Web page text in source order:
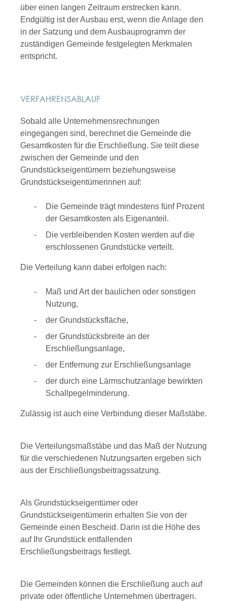
über einen langen Zeitraum erstrecken kann.
Endgültig ist der Ausbau erst, wenn die Anlage den
in der Satzung und dem Ausbauprogramm der
zuständigen Gemeinde festgelegten Merkmalen
entspricht.
VERFAHRENSABLAUF
Sobald alle Unternehmensrechnungen
eingegangen sind, berechnet die Gemeinde die
Gesamtkosten für die Erschließung. Sie teilt diese
zwischen der Gemeinde und den
Grundstückseigentümern beziehungsweise
Grundstückseigentümerinnen auf:
Die Gemeinde trägt mindestens fünf Prozent
der Gesamtkosten als Eigenanteil.
Die verbleibenden Kosten werden auf die
erschlossenen Grundstücke verteilt.
Die Verteilung kann dabei erfolgen nach:
Maß und Art der baulichen oder sonstigen
Nutzung,
der Grundstücksfläche,
der Grundstücksbreite an der
Erschließungsanlage,
der Entfernung zur Erschließungsanlage
der durch eine Lärmschutzanlage bewirkten
Schallpegelminderung.
Zulässig ist auch eine Verbindung dieser Maßstäbe.
Die Verteilungsmaßstäbe und das Maß der Nutzung
für die verschiedenen Nutzungsarten ergeben sich
aus der Erschließungsbeitragssatzung.
Als Grundstückseigentümer oder
Grundstückseigentümerin erhalten Sie von der
Gemeinde einen Bescheid. Darin ist die Höhe des
auf Ihr Grundstück entfallenden
Erschließungsbeitrags festlegt.
Die Gemeinden können die Erschließung auch auf
private oder öffentliche Unternehmen übertragen.